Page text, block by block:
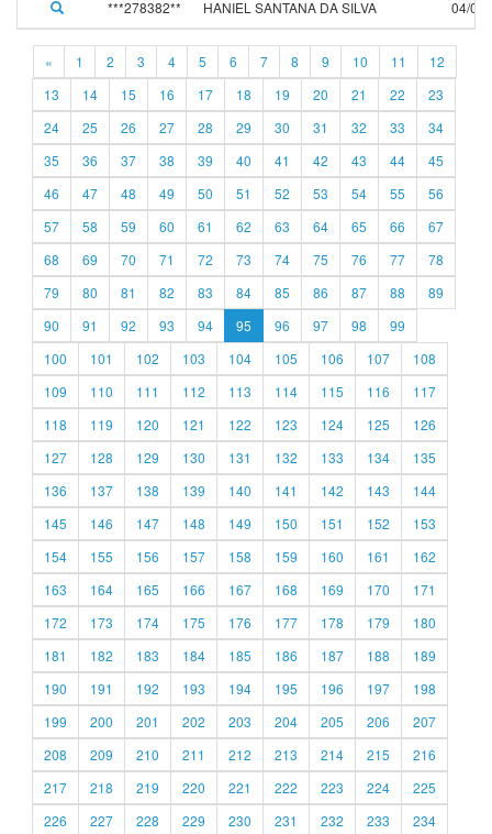
***278382** HANIEL SANTANA DA SILVA 04/
« 1 2 3 4 5 6 7 8 9 10 11
12
13
14 15 16 17 18 19 20 21 22
23
24
25 26 27 28 29 30 31 32 33
34
35
36 37 38 39 40 41 42 43 44
45
46
47 48 49 50 51 52 53 54 55
56
57
58 59 60 61 62 63 64 65 66
67
68
69 70 71 72 73 74 75 76 77
78
79
80 81 82 83 84 85 86 87 88
89
90
91 92 93 94 95 96 97 98
99
100
101 102 103 104 105 106 107
108
109
110 111 112 113 114 115 116
117
118
119 120 121 122 123 124 125
126
127
128 129 130 131 132 133 134
135
136
137 138 139 140 141 142 143
144
145
146 147 148 149 150 151 152
153
154
155 156 157 158 159 160 161
162
163
164 165 166 167 168 169 170
171
172
173 174 175 176 177 178 179
180
181
182 183 184 185 186 187 188
189
190
191 192 193 194 195 196 197
198
199
200 201 202 203 204 205 206
207
208
209 210 211 212 213 214 215
216
217
218 219 220 221 222 223 224
225
226
227 228 229 230 231 232 233 234